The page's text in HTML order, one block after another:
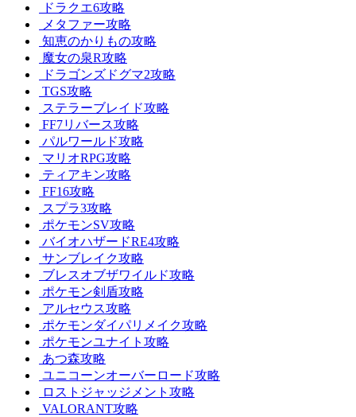
ドラクエ6攻略
メタファー攻略
知恵のかりもの攻略
魔女の泉R攻略
ドラゴンズドグマ2攻略
TGS攻略
ステラーブレイド攻略
FF7リバース攻略
パルワールド攻略
マリオRPG攻略
ティアキン攻略
FF16攻略
スプラ3攻略
ポケモンSV攻略
バイオハザードRE4攻略
サンブレイク攻略
ブレスオブザワイルド攻略
ポケモン剣盾攻略
アルセウス攻略
ポケモンダイパリメイク攻略
ポケモンユナイト攻略
あつ森攻略
ユニコーンオーバーロード攻略
ロストジャッジメント攻略
VALORANT攻略